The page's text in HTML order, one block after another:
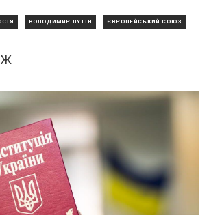
ВОЛОДИМИР ПУТІН ЄВРОПЕЙСЬКИЙ СОЮЗ